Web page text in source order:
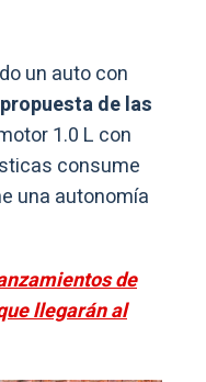
un auto con
de las
1.0 L con
consume
una autonomía
de
llegarán al